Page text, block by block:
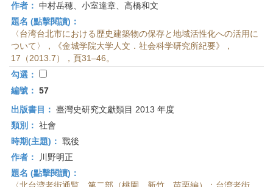
作者： 中村岳穂、小室達章、高橋和文
題名 (點擊閱讀)：
〈台湾台北市における歴史建築物の保存と地域活性化への活用に
ついて〉，《金城学院大学人文．社会科学研究所紀要》，
17（2013.7），頁31–46。
勾選：
編號： 57
出版書目： 臺灣史研究文獻類目 2013 年度
類別： 社會
時期(主題)： 戰後
作者：
川野明正
題名 (點擊閱讀)：